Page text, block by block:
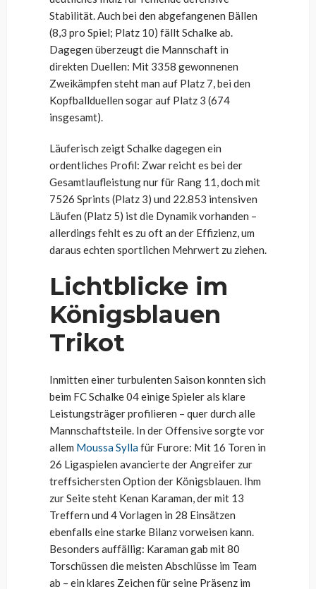
Stabilität. Auch bei den abgefangenen Bällen
(8,3 pro Spiel; Platz 10) fällt Schalke ab.
Dagegen überzeugt die Mannschaft in
direkten Duellen: Mit 3358 gewonnenen
Zweikämpfen steht man auf Platz 7, bei den
Kopfballduellen sogar auf Platz 3 (674
insgesamt).
Läuferisch zeigt Schalke dagegen ein
ordentliches Profil: Zwar reicht es bei der
Gesamtlaufleistung nur für Rang 11, doch mit
7526 Sprints (Platz 3) und 22.853 intensiven
Läufen (Platz 5) ist die Dynamik vorhanden –
allerdings fehlt es zu oft an der Effizienz, um
daraus echten sportlichen Mehrwert zu ziehen.
Lichtblicke im
Königsblauen
Trikot
Inmitten einer turbulenten Saison konnten sich
beim FC Schalke 04 einige Spieler als klare
Leistungsträger profilieren – quer durch alle
Mannschaftsteile. In der Offensive sorgte vor
allem Moussa Syllafür Furore: Mit 16 Toren in
26 Ligaspielen avancierte der Angreifer zur
treffsichersten Option der Königsblauen. Ihm
zur Seite steht Kenan Karaman, der mit 13
Treffern und 4 Vorlagen in 28 Einsätzen
ebenfalls eine starke Bilanz vorweisen kann.
Besonders auffällig: Karaman gab mit 80
Torschüssen die meisten Abschlüsse im Team
ab – ein klares Zeichen für seine Präsenz im